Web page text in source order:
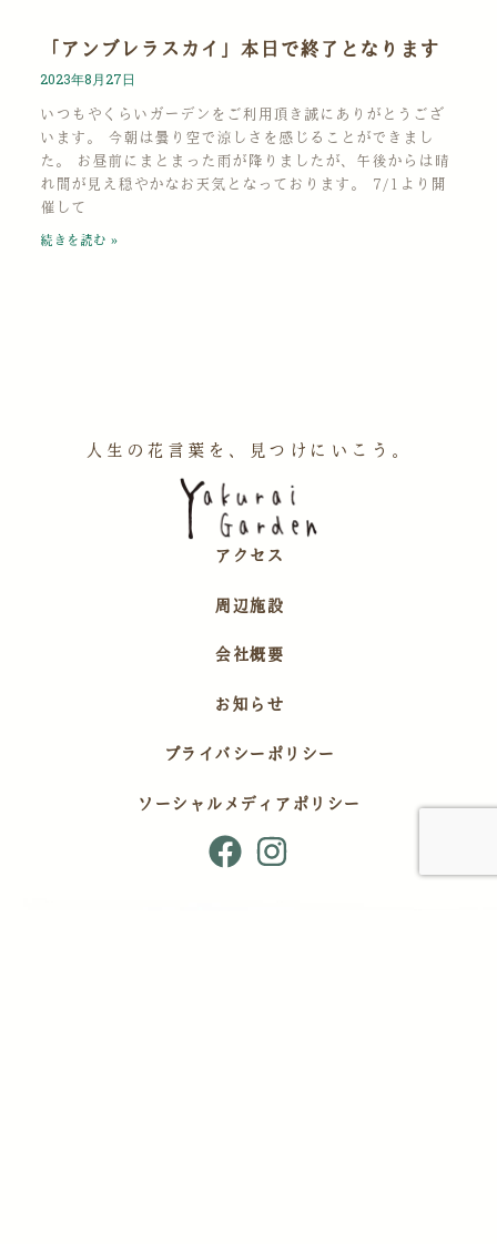
「アンブレラスカイ」本日で終了となります
2023年8月27日
いつもやくらいガーデンをご利用頂き誠にありがとうござ
います。 今朝は曇り空で涼しさを感じることができまし
た。 お昼前にまとまった雨が降りましたが、午後からは晴
れ間が見え穏やかなお天気となっております。 7/1より開
催して
続きを読む »
人生の花言葉を、見つけにいこう。
アクセス
周辺施設
会社概要
お知らせ
プライバシーポリシー
ソーシャルメディアポリシー